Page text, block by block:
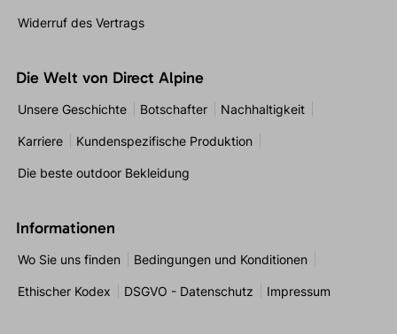
Widerruf des Vertrags
Die Welt von Direct Alpine
Unsere Geschichte Botschafter Nachhaltigkeit
Karriere Kundenspezifische Produktion
Die beste outdoor Bekleidung
Informationen
Wo Sie uns finden Bedingungen und Konditionen
Ethischer Kodex DSGVO - Datenschutz Impressum